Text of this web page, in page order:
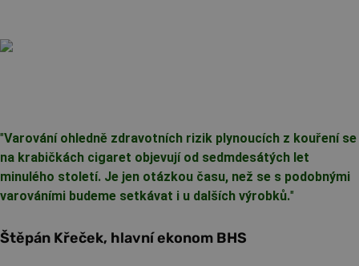
"Varování ohledně zdravotních rizik plynoucích z kouření se
na krabičkách cigaret objevují od sedmdesátých let
minulého století. Je jen otázkou času, než se s podobnými
varováními budeme setkávat i u dalších výrobků."
Štěpán Křeček, hlavní ekonom BHS